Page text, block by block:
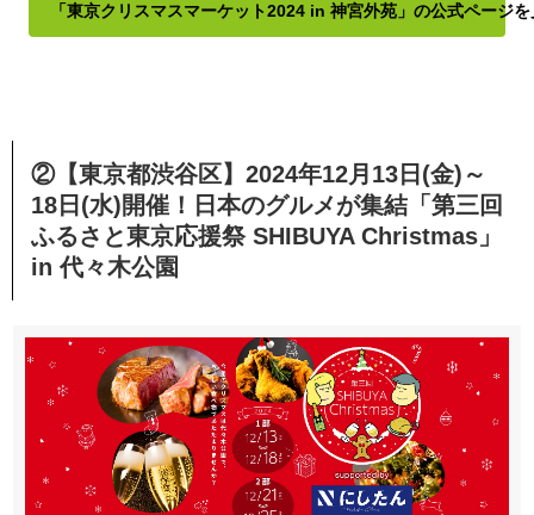
「東京クリスマスマーケット2024 in 神宮外苑」の公式ページ
②【東京都渋谷区】2024年12月13日(金)～
18日(水)開催！日本のグルメが集結「第三回
ふるさと東京応援祭 SHIBUYA Christmas」
in 代々木公園